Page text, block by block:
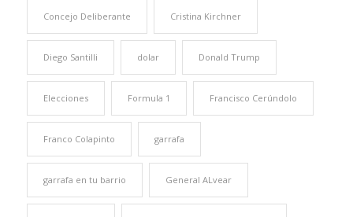
Concejo Deliberante Cristina Kirchner
Diego Santilli dolar Donald Trump
Elecciones Formula 1 Francisco Cerúndolo
Franco Colapinto garrafa
garrafa en tu barrio General ALvear